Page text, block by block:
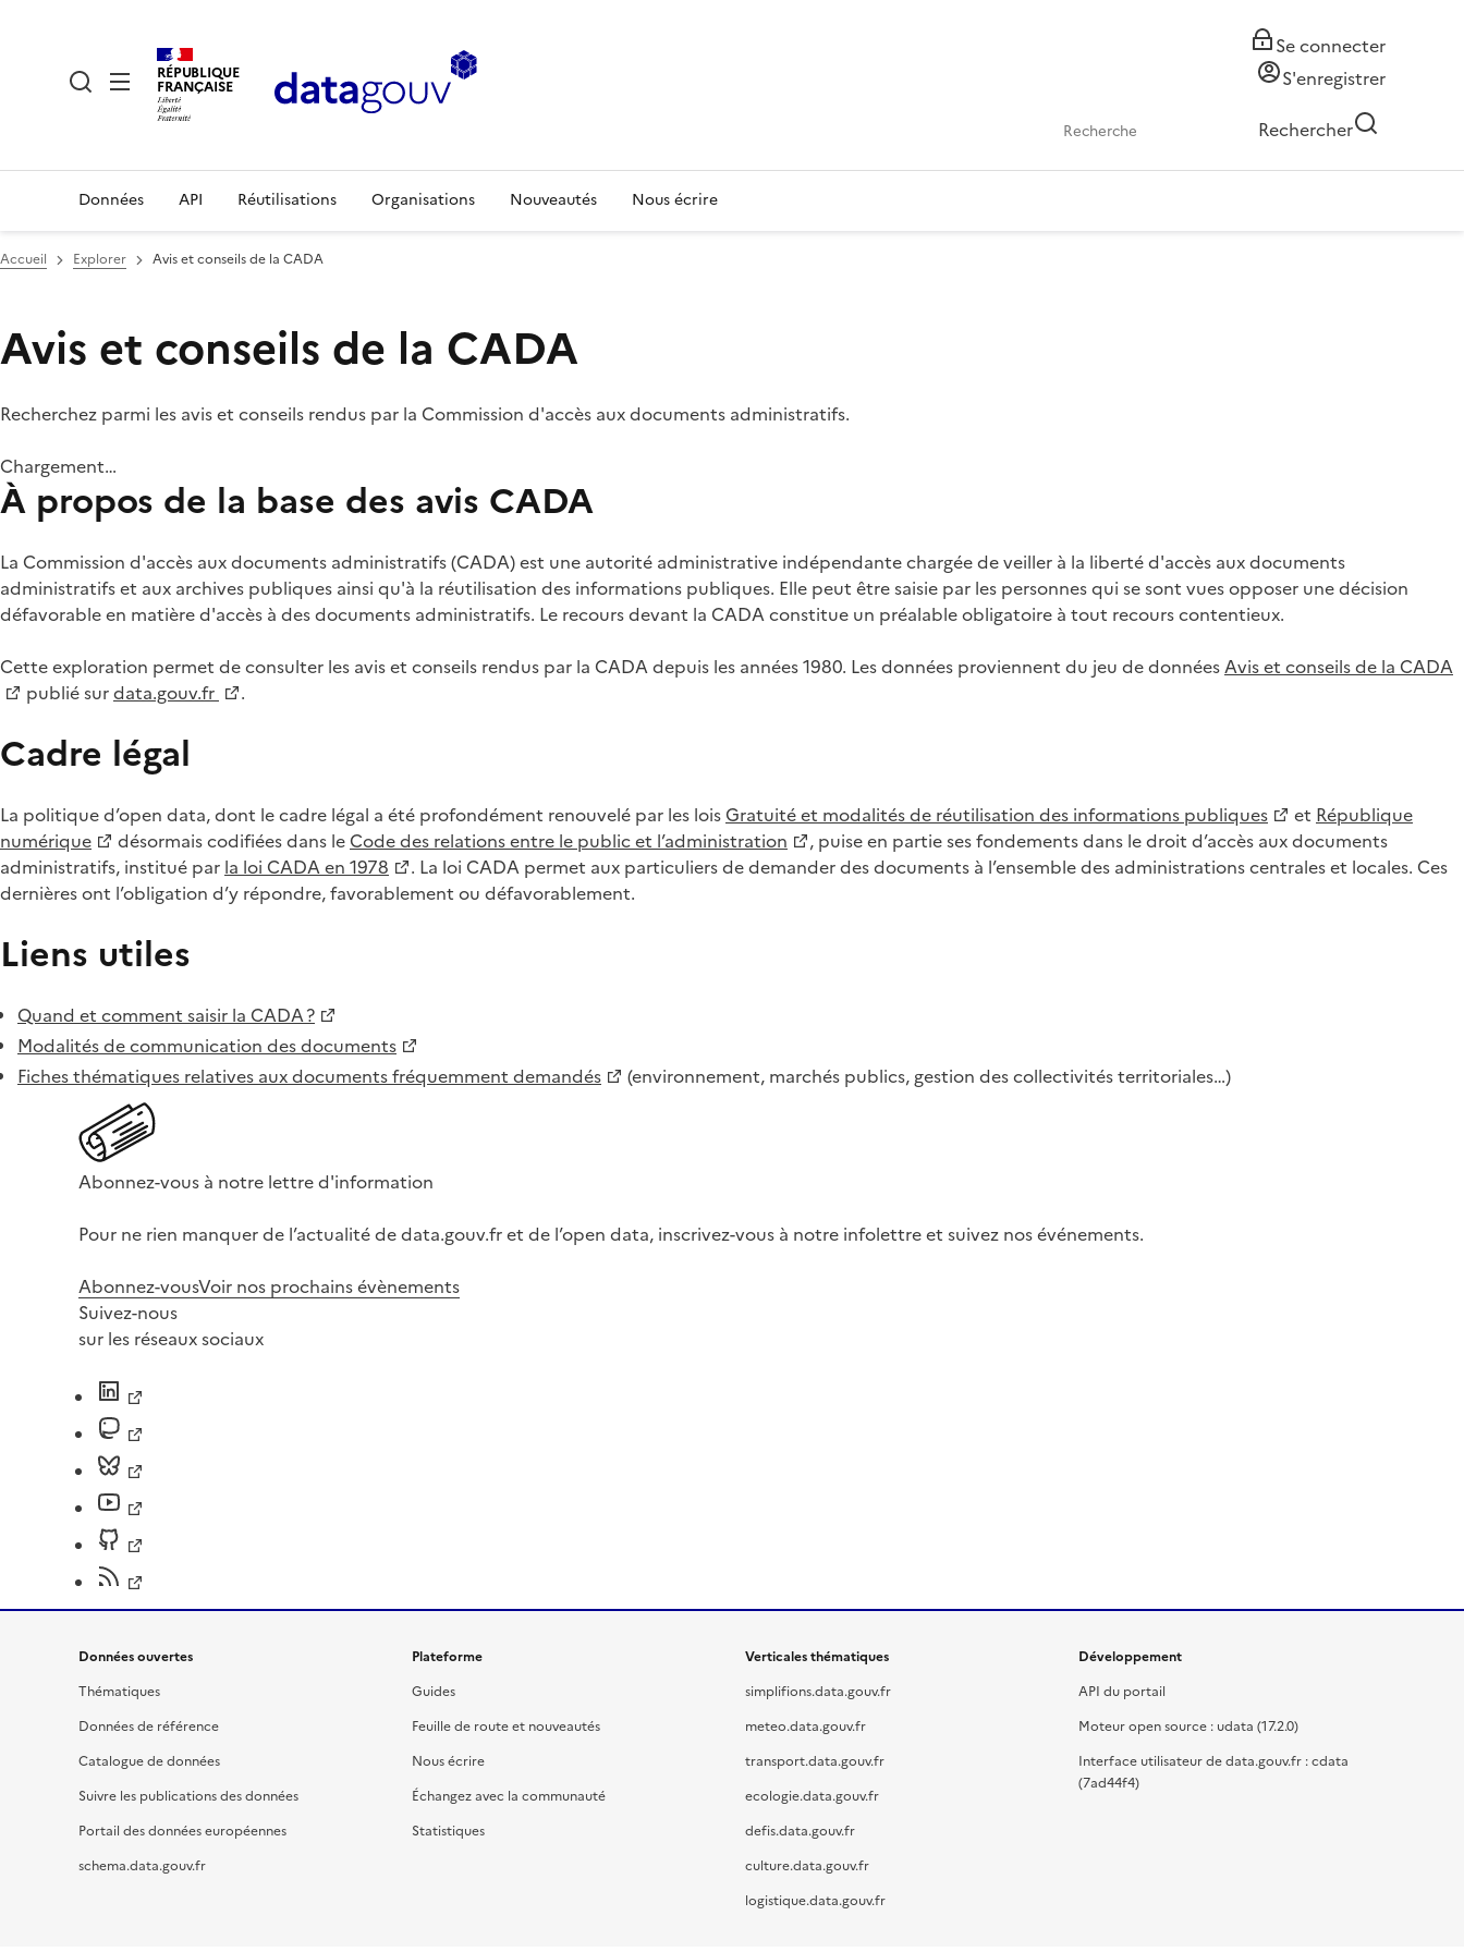
RÉPUBLIQUE
FRANÇAISE
Se connecter
S'enregistrer
Rechercher
Données API Réutilisations Organisations Nouveautés Nous écrire
Accueil Explorer Avis et conseils de la CADA
Avis et conseils de la CADA
Recherchez parmi les avis et conseils rendus par la Commission d'accès aux documents administratifs.
Chargement…
À propos de la base des avis CADA
La Commission d'accès aux documents administratifs (CADA) est une autorité administrative indépendante chargée de veiller à la liberté d'accès aux documents
administratifs et aux archives publiques ainsi qu'à la réutilisation des informations publiques. Elle peut être saisie par les personnes qui se sont vues opposer une décision
défavorable en matière d'accès à des documents administratifs. Le recours devant la CADA constitue un préalable obligatoire à tout recours contentieux.
Cette exploration permet de consulter les avis et conseils rendus par la CADA depuis les années 1980. Les données proviennent du jeu de donnéesAvis et conseils de la CADA
publié surdata.gouv.fr .
Cadre légal
La politique d’open data, dont le cadre légal a été profondément renouvelé par les loisGratuité et modalités de réutilisation des informations publiques et République
numérique
désormais codifiées dans le Code des relations entre le public et l’administration
, puise en partie ses fondements dans le droit d’accès aux documents
administratifs, institué par la loi CADA en 1978
. La loi CADA permet aux particuliers de demander des documents à l’ensemble des administrations centrales et locales. Ces
dernières ont l’obligation d’y répondre, favorablement ou défavorablement.
Liens utiles
Quand et comment saisir la CADA ?
Modalités de communication des documents
Fiches thématiques relatives aux documents fréquemment demandés
(environnement, marchés publics, gestion des collectivités territoriales…)
Abonnez-vous à notre lettre d'information
Pour ne rien manquer de l’actualité de data.gouv.fr et de l’open data, inscrivez-vous à notre infolettre et suivez nos événements.
Abonnez-vousVoir nos prochains évènements
Suivez-nous
sur les réseaux sociaux
Données ouvertes
Thématiques
Données de référence
Catalogue de données
Suivre les publications des données
Portail des données européennes
schema.data.gouv.fr
Plateforme
Guides
Feuille de route et nouveautés
Nous écrire
Échangez avec la communauté
Statistiques
Verticales thématiques
simplifions.data.gouv.fr
meteo.data.gouv.fr
transport.data.gouv.fr
ecologie.data.gouv.fr
defis.data.gouv.fr
culture.data.gouv.fr
logistique.data.gouv.fr
Développement
API du portail
Moteur open source : udata (17.2.0)
Interface utilisateur de data.gouv.fr : cdata
(7ad44f4)